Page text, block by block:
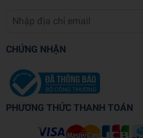
CHỨNG NHẬN
PHƯƠNG THỨC THANH TOÁN